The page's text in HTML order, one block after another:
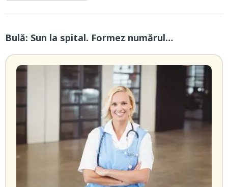
Bulă: Sun la spital. Formez numărul…